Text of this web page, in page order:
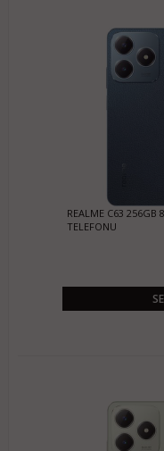
REALME C63 256GB
TELEFONU